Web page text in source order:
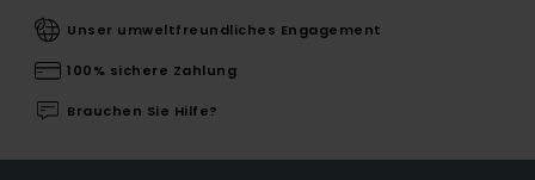
Unser umweltfreundliches Engagement
100% sichere Zahlung
Brauchen Sie Hilfe?